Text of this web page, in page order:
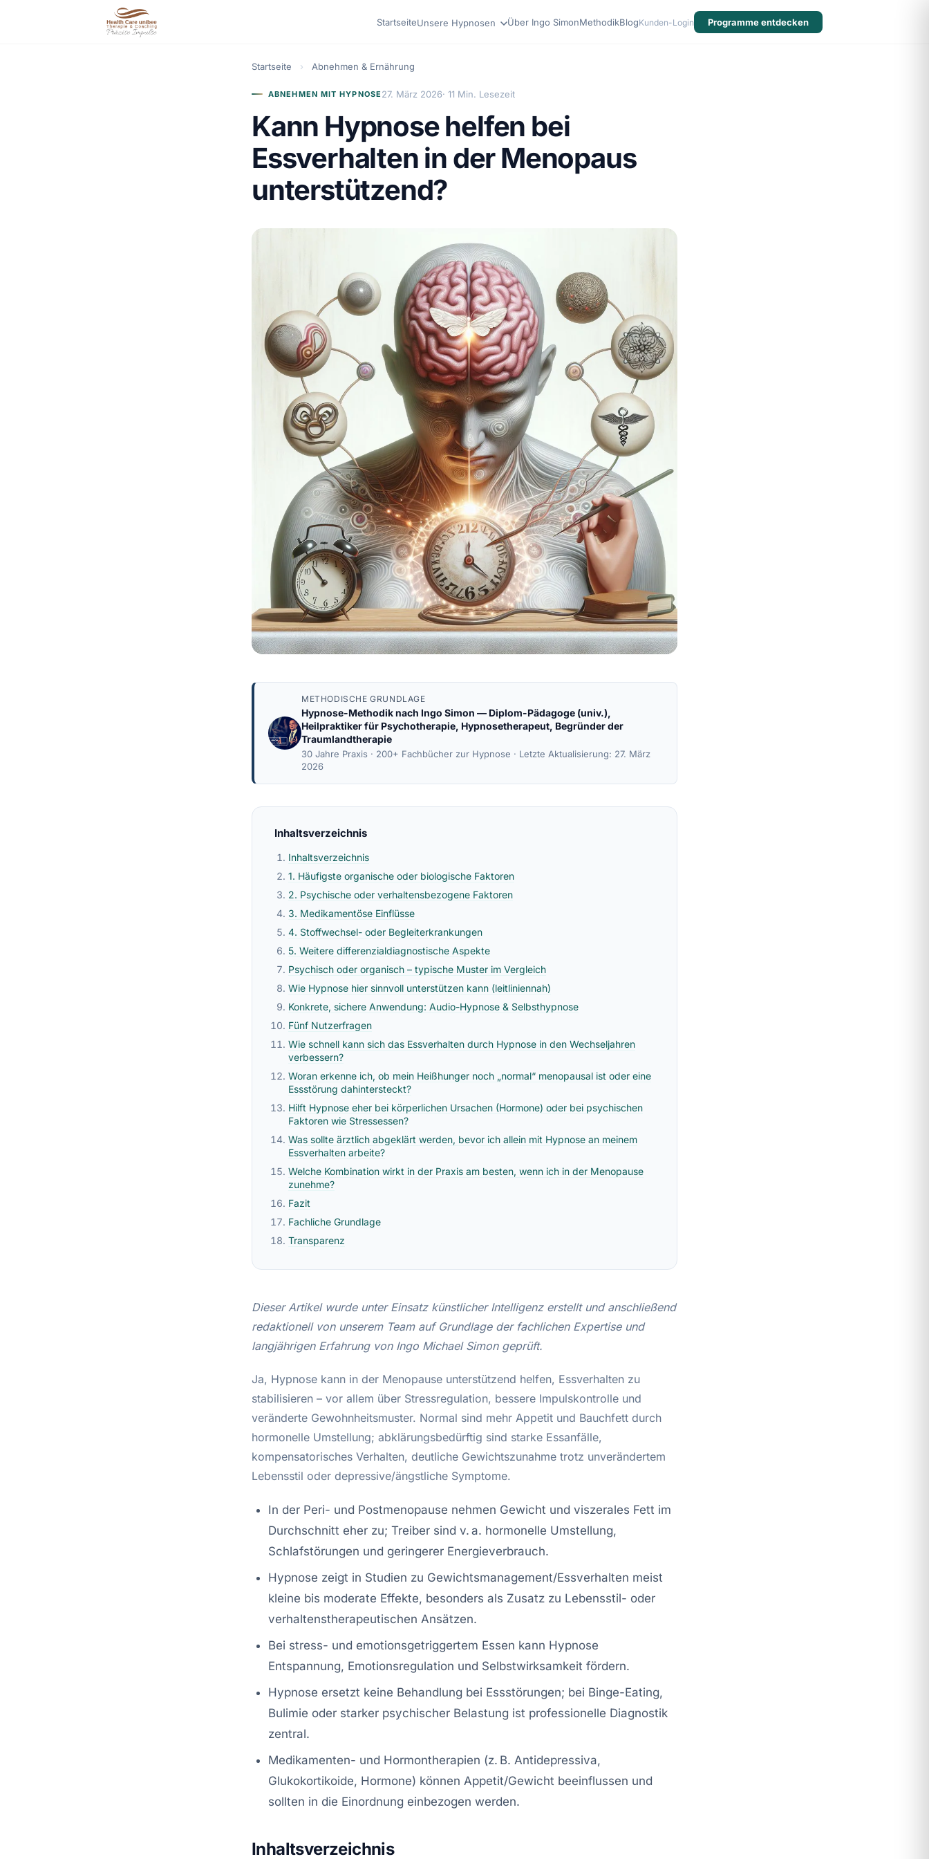
StartseiteUnsere Hypnosen Über Ingo SimonMethodikBlogKunden-Login Programme entdecken
Startseite › Abnehmen & Ernährung
ABNEHMEN MIT HYPNOSE 27. März 2026· 11 Min. Lesezeit
Kann Hypnose helfen bei
Essverhalten in der Menopaus
unterstützend?
METHODISCHE GRUNDLAGE
Hypnose-Methodik nach Ingo Simon — Diplom-Pädagoge (univ.),
Heilpraktiker für Psychotherapie, Hypnosetherapeut, Begründer der
Traumlandtherapie
30 Jahre Praxis · 200+ Fachbücher zur Hypnose · Letzte Aktualisierung: 27. März
2026
Inhaltsverzeichnis
Inhaltsverzeichnis
1. Häufigste organische oder biologische Faktoren
2. Psychische oder verhaltensbezogene Faktoren
3. Medikamentöse Einflüsse
4. Stoffwechsel- oder Begleiterkrankungen
5. Weitere differenzialdiagnostische Aspekte
Psychisch oder organisch – typische Muster im Vergleich
Wie Hypnose hier sinnvoll unterstützen kann (leitliniennah)
Konkrete, sichere Anwendung: Audio-Hypnose & Selbsthypnose
Fünf Nutzerfragen
Wie schnell kann sich das Essverhalten durch Hypnose in den Wechseljahren
verbessern?
Woran erkenne ich, ob mein Heißhunger noch „normal“ menopausal ist oder eine
Essstörung dahintersteckt?
Hilft Hypnose eher bei körperlichen Ursachen (Hormone) oder bei psychischen
Faktoren wie Stressessen?
Was sollte ärztlich abgeklärt werden, bevor ich allein mit Hypnose an meinem
Essverhalten arbeite?
Welche Kombination wirkt in der Praxis am besten, wenn ich in der Menopause
zunehme?
Fazit
Fachliche Grundlage
Transparenz
Dieser Artikel wurde unter Einsatz künstlicher Intelligenz erstellt und anschließend
redaktionell von unserem Team auf Grundlage der fachlichen Expertise und
langjährigen Erfahrung von Ingo Michael Simon geprüft.
Ja, Hypnose kann in der Menopause unterstützend helfen, Essverhalten zu
stabilisieren – vor allem über Stressregulation, bessere Impulskontrolle und
veränderte Gewohnheitsmuster. Normal sind mehr Appetit und Bauchfett durch
hormonelle Umstellung; abklärungsbedürftig sind starke Essanfälle,
kompensatorisches Verhalten, deutliche Gewichtszunahme trotz unverändertem
Lebensstil oder depressive/ängstliche Symptome.
In der Peri- und Postmenopause nehmen Gewicht und viszerales Fett im
Durchschnitt eher zu; Treiber sind v. a. hormonelle Umstellung,
Schlafstörungen und geringerer Energieverbrauch.
Hypnose zeigt in Studien zu Gewichtsmanagement/Essverhalten meist
kleine bis moderate Effekte, besonders als Zusatz zu Lebensstil- oder
verhaltenstherapeutischen Ansätzen.
Bei stress- und emotionsgetriggertem Essen kann Hypnose
Entspannung, Emotionsregulation und Selbstwirksamkeit fördern.
Hypnose ersetzt keine Behandlung bei Essstörungen; bei Binge-Eating,
Bulimie oder starker psychischer Belastung ist professionelle Diagnostik
zentral.
Medikamenten- und Hormontherapien (z. B. Antidepressiva,
Glukokortikoide, Hormone) können Appetit/Gewicht beeinflussen und
sollten in die Einordnung einbezogen werden.
Inhaltsverzeichnis